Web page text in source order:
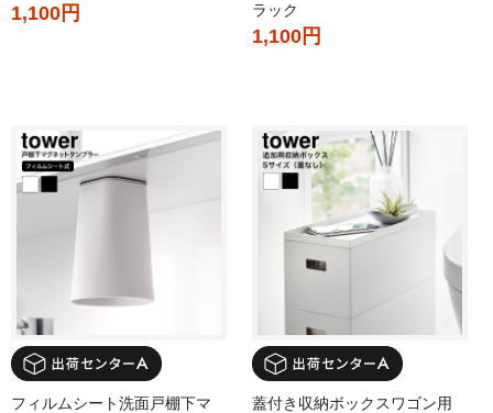
1,100円
ラック
1,100円
フィルムシート洗面戸棚下マ
蓋付き収納ボックスワゴン用